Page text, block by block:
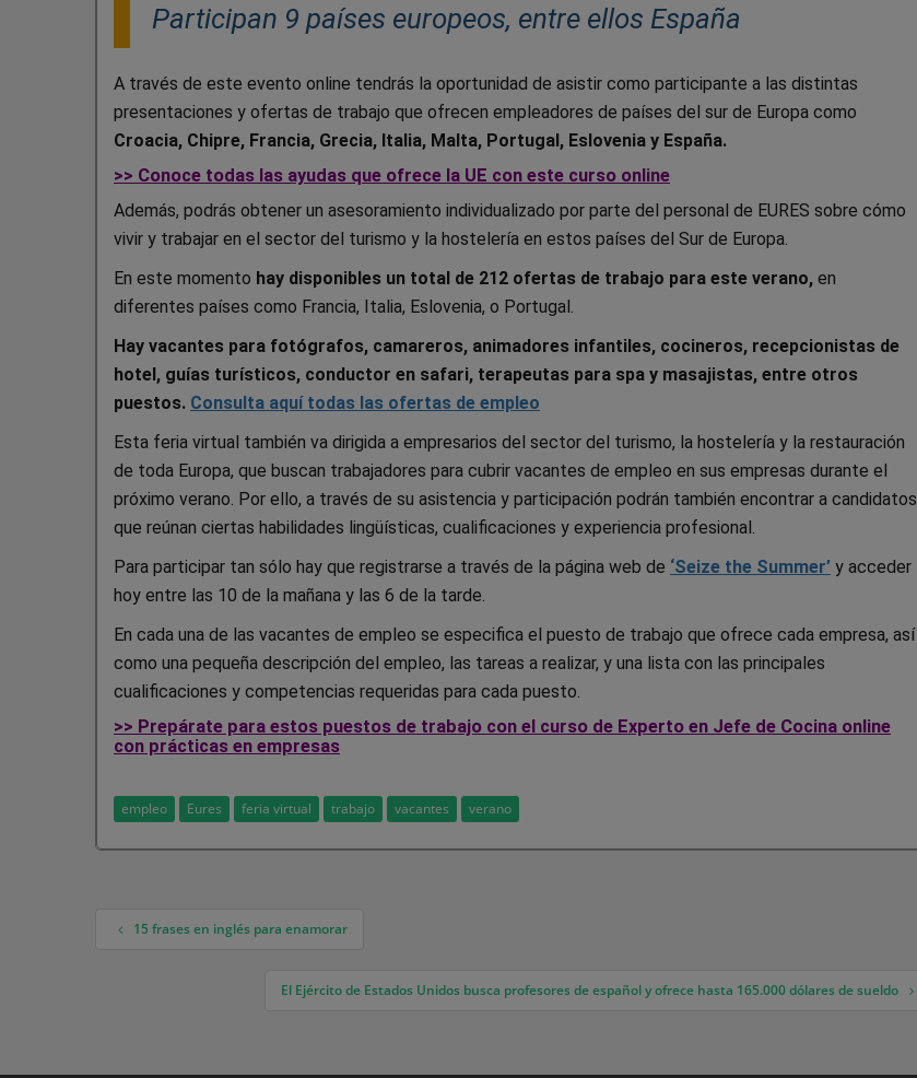
Participan 9 países europeos, entre ellos España
A través de este evento online tendrás la oportunidad de asistir como participante a las distintas
presentaciones y ofertas de trabajo que ofrecen empleadores de países del sur de Europa como
Croacia, Chipre, Francia, Grecia, Italia, Malta, Portugal, Eslovenia y España.
>> Conoce todas las ayudas que ofrece la UE con este curso online
Además, podrás obtener un asesoramiento individualizado por parte del personal de EURES sobre cómo
vivir y trabajar en el sector del turismo y la hostelería en estos países del Sur de Europa.
En este momento hay disponibles un total de 212 ofertas de trabajo para este verano, en
diferentes países como Francia, Italia, Eslovenia, o Portugal.
Hay vacantes para fotógrafos, camareros, animadores infantiles, cocineros, recepcionistas de
hotel, guías turísticos, conductor en safari, terapeutas para spa y masajistas, entre otros
puestos. Consulta aquí todas las ofertas de empleo
Esta feria virtual también va dirigida a empresarios del sector del turismo, la hostelería y la restauración
de toda Europa, que buscan trabajadores para cubrir vacantes de empleo en sus empresas durante el
próximo verano. Por ello, a través de su asistencia y participación podrán también encontrar a candidatos
que reúnan ciertas habilidades lingüísticas, cualificaciones y experiencia profesional.
Para participar tan sólo hay que registrarse a través de la página web de ‘Seize the Summer’ y acceder
hoy entre las 10 de la mañana y las 6 de la tarde.
En cada una de las vacantes de empleo se especifica el puesto de trabajo que ofrece cada empresa, así
como una pequeña descripción del empleo, las tareas a realizar, y una lista con las principales
cualificaciones y competencias requeridas para cada puesto.
>> Prepárate para estos puestos de trabajo con el curso de Experto en Jefe de Cocina online
con prácticas en empresas
empleo Eures feria virtual trabajo vacantes verano
Navegación de entradas
15 frases en inglés para enamorar
El Ejército de Estados Unidos busca profesores de español y ofrece hasta 165.000 dólares de sueldo